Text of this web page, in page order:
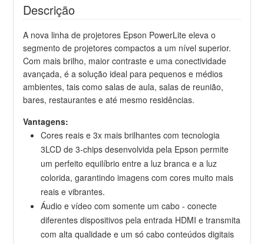
Descrição
A nova linha de projetores Epson PowerLite eleva o
segmento de projetores compactos a um nível superior.
Com mais brilho, maior contraste e uma conectividade
avançada, é a solução ideal para pequenos e médios
ambientes, tais como salas de aula, salas de reunião,
bares, restaurantes e até mesmo residências.
Vantagens:
Cores reais e 3x mais brilhantes com tecnologia
3LCD de 3-chips desenvolvida pela Epson permite
um perfeito equilíbrio entre a luz branca e a luz
colorida, garantindo imagens com cores muito mais
reais e vibrantes.
Áudio e vídeo com somente um cabo - conecte
diferentes dispositivos pela entrada HDMI e transmita
com alta qualidade e um só cabo conteúdos digitais